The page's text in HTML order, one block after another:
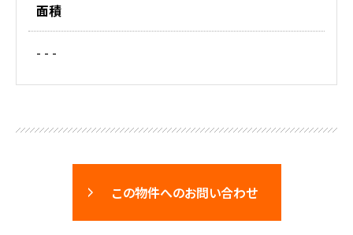
面積
- - -
この物件へのお問い合わせ